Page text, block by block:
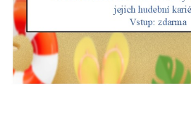
Reklama Koupit reklamu